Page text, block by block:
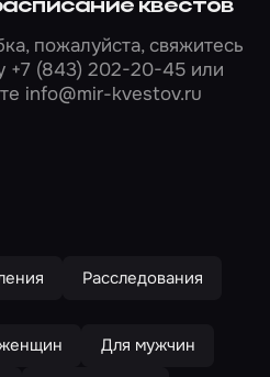
квестов
пожалуйста, свяжитесь
+7 (843) 202-20-45или
info@mir-kvestov.ru
Расследования
Для мужчин